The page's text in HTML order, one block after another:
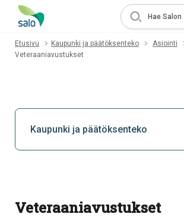
Hae
Etusivu Kaupunki ja päätöksenteko Asiointi
Veteraaniavustukset
Kaupunki ja päätöksenteko
Veteraaniavustukset